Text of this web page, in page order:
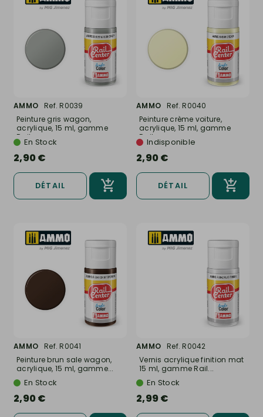
AMMO
Ref. R0039
Peinture gris wagon,
acrylique, 15 ml, gamme
Rail...En Stock
2,90 €
DÉTAIL
AMMO
Ref. R0040
Peinture crème voiture,
acrylique, 15 ml, gamme
Rail...Indisponible
2,90 €
DÉTAIL
AMMO
Ref. R0041
Peinture brun sale wagon,
acrylique, 15 ml, gamme...
En Stock
2,90 €
AMMO
Ref. R0042
Vernis acrylique finition mat
15 ml, gamme Rail...
En Stock
2,99 €